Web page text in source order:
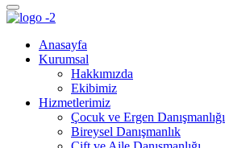
Anasayfa
Kurumsal
Hakkımızda
Ekibimiz
Hizmetlerimiz
Çocuk ve Ergen Danışmanlığı
Bireysel Danışmanlık